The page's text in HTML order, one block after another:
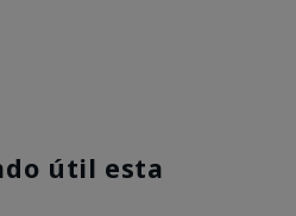
útil esta